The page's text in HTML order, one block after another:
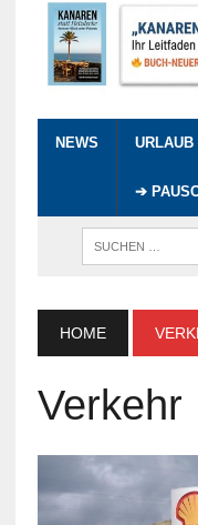
NEWS URLAUB
➔
HOME
Verkehr